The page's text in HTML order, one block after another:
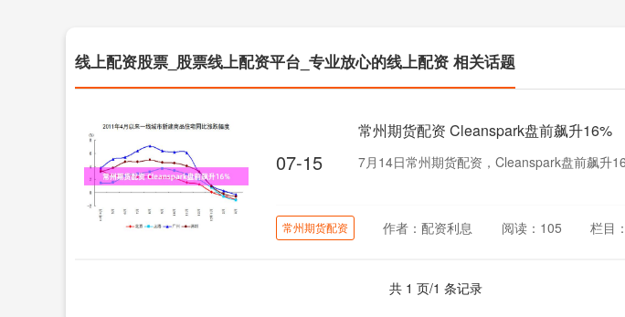
线上配资股票_股票线上配资平台_专业放心的线上配资 相关话题
07-15
常州期货配资 Cleanspark盘前飙升16%
7月14日常州期货配资，Cleanspark盘前飙升
常州期货配资 作者：配资利息 阅读：105 栏目
共 1 页/1 条记录